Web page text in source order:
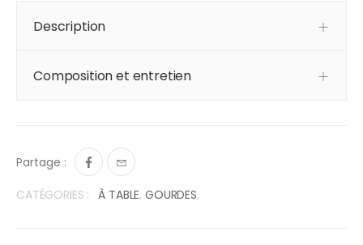
Description
Composition et entretien
Partage :
CATÉGORIES : À TABLE, GOURDES,